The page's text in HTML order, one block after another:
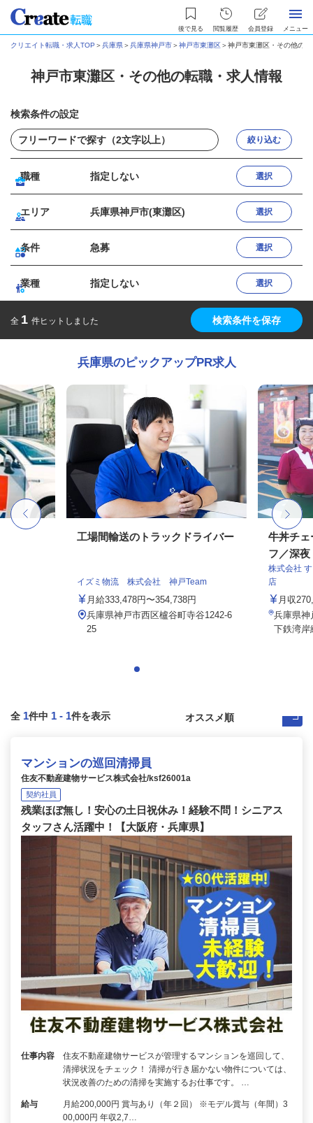
後で見る 閲覧履歴 会員登録 メニュー
クリエイト転職・求人TOP ＞兵庫県＞兵庫県神戸市＞神戸市東灘区＞神戸市東灘区・その他の
神戸市東灘区・その他の転職・求人情報
検索条件の設定
絞り込む
職種 指定しない 選択
エリア 兵庫県神戸市(東灘区) 選択
条件 急募 選択
業種 指定しない 選択
全 1 件ヒットしました 検索条件を保存
兵庫県のピックアップPR求人
工場間輸送のトラックドライバー
イズミ物流 株式会社 神戸Team
月給333,478円〜354,738円
兵庫県神戸市西区櫨谷町寺谷1242-6
25
牛丼チェ
フ／深夜
株式会社
店
月収
兵庫県神
下鉄湾岸
全 1件中 1 - 1件を表示
マンションの巡回清掃員
住友不動産建物サービス株式会社/ksf26001a
契約社員
残業ほぼ無し！安心の土日祝休み！経験不問！シニアス
タッフさん活躍中！【大阪府・兵庫県】
仕事内容
住友不動産建物サービスが管理するマンションを巡回して、
清掃状況をチェック！ 清掃が行き届かない物件については、
状況改善のための清掃を実施するお仕事です。 …
給与
月給200,000円 賞与あり（年２回） ※モデル賞与（年間）3
00,000円 年収2,7…